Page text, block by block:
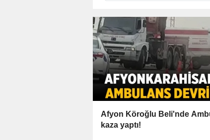
Afyon Köroğlu Beli'nde
kaza yaptı!